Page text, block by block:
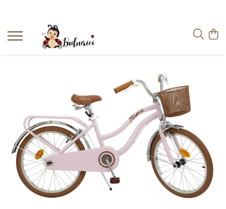
Categorii
Exterior
Interior
Bucătărie
Pluș
Muzicale
Bebeluși